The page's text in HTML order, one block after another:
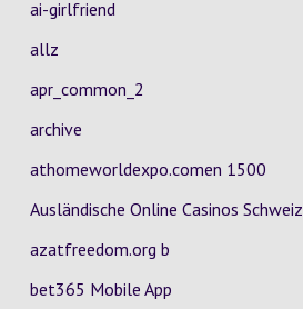
ai-girlfriend
allz
apr_common_2
archive
athomeworldexpo.comen 1500
Ausländische Online Casinos Schweiz
azatfreedom.org b
bet365 Mobile App